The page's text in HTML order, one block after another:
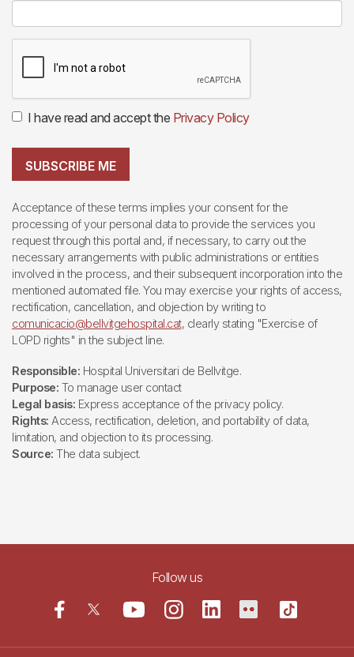
I have read and accept the Privacy Policy
SUBSCRIBE ME
Acceptance of these terms implies your consent for the
processing of your personal data to provide the services you
request through this portal and, if necessary, to carry out the
necessary arrangements with public administrations or entities
involved in the process, and their subsequent incorporation into the
mentioned automated file. You may exercise your rights of access,
rectification, cancellation, and objection by writing to
comunicacio@bellvitgehospital.cat, clearly stating "Exercise of
LOPD rights" in the subject line.
Responsible: Hospital Universitari de Bellvitge.
Purpose: To manage user contact
Legal basis: Express acceptance of the privacy policy.
Rights: Access, rectification, deletion, and portability of data,
limitation, and objection to its processing.
Source: The data subject.
Follow us